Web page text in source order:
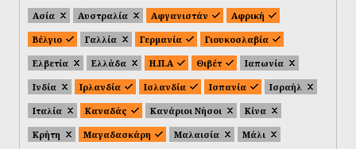
Ασία
Αυστραλία Αφγανιστάν
Αφρική
Βέλγιο
Γαλλία Γερμανία
Γιουκοσλαβία
Ελβετία
Ελλάδα Η.Π.Α Θιβέτ
Ιαπωνία
Ινδία
Ιρλανδία Ισλανδία Ισπανία
Ισραήλ
Ιταλία
Καναδάς Κανάριοι Νήσοι
Κίνα
Κρήτη
Μαγαδασκάρη Μαλαισία
Μάλι